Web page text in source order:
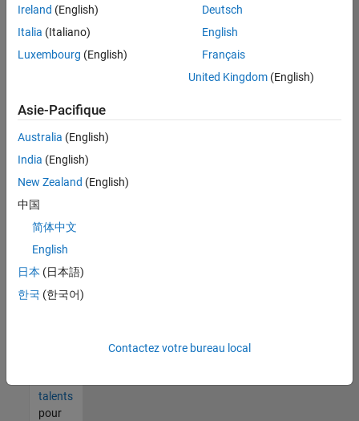
recherche
ou
afficher
l’ensemble
d'emploi.
malgré
tout
vous
trouvez
pas
d'offre
corresponde
à vos
talents
pour
Ireland (English)
Italia (Italiano)
Luxembourg (English)
Deutsch
English
Français
United Kingdom(English)
Asie-Pacifique
Australia (English)
India (English)
New Zealand (English)
中国
简体中文
English
日本 (日本語)
한국 (한국어)
Contactez votre bureau local